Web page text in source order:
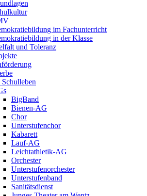
im Fachunterricht
in der Klasse
und Toleranz
BigBand
Bienen-AG
Chor
Unterstufenchor
Kabarett
Lauf-AG
Leichtathletik-AG
Orchester
Unterstufenorchester
Unterstufenband
Sanitätsdienst